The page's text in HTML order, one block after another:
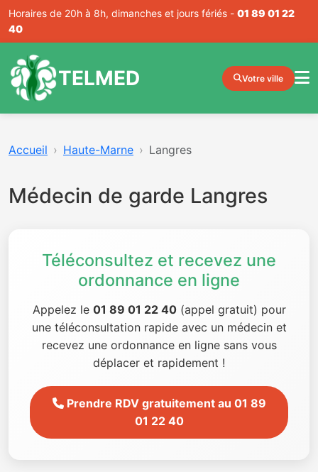
Horaires de 20h à 8h, dimanches et jours fériés - 01 89 01 22
40
TELMED Votre ville
Accueil Haute-Marne Langres
Médecin de garde Langres
Téléconsultez et recevez une
ordonnance en ligne
Appelez le 01 89 01 22 40(appel gratuit) pour
une téléconsultation rapide avec un médecin et
recevez une ordonnance en ligne sans vous
déplacer et rapidement !
Prendre RDV gratuitement au 01 89
01 22 40